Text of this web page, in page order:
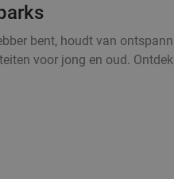
bent, houdt van
voor jong en oud.